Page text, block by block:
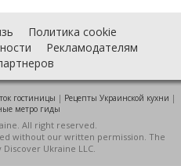
Политика cookie
Рекламодателям
гостиницы | Рецепты Украинской кухни |
метро гиды
All right reserved.
without our written permission. The
Ukraine LLC.